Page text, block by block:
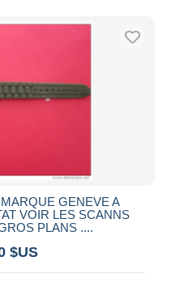
GENEVE A
VOIR LES SCANNS
PLANS ....
$US